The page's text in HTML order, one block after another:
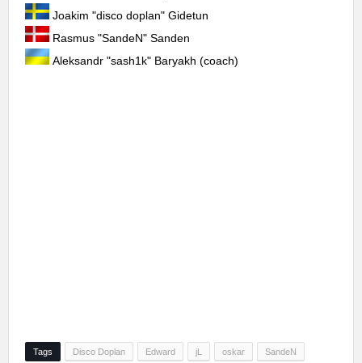
Joakim "⁠disco doplan⁠" Gidetun
Rasmus "⁠SandeN⁠" Sanden
Aleksandr "⁠sash1k⁠" Baryakh (coach)
Tags Disco Doplan Edward jL oskar SandeN